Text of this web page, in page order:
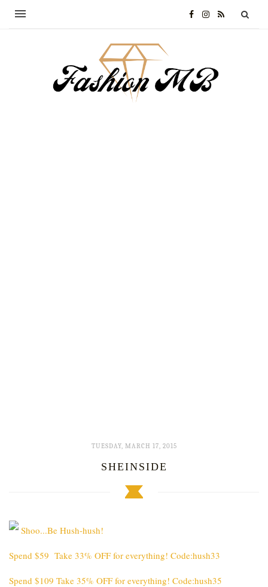
TUESDAY, MARCH 17, 2015
SHEINSIDE
Shoo...Be Hush-hush!
Spend $59 Take 33% OFF for everything! Code:hush33
Spend $109 Take 35% OFF for everything! Code:hush35